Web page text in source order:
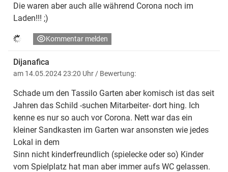
Die waren aber auch alle während Corona noch im
Laden!!! ;)
Kommentar melden
Dijanafica
am 14.05.2024 23:20 Uhr / Bewertung:
Schade um den Tassilo Garten aber komisch ist das seit
Jahren das Schild -suchen Mitarbeiter- dort hing. Ich
kenne es nur so auch vor Corona. Nett war das ein
kleiner Sandkasten im Garten war ansonsten wie jedes
Lokal in dem
Sinn nicht kinderfreundlich (spielecke oder so) Kinder
vom Spielplatz hat man aber immer aufs WC gelassen.